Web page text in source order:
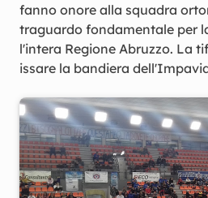
fanno onore alla squadra
traguardo fondamentale per
l'intera Regione Abruzzo. La
issare la bandiera